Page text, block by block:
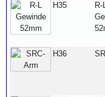
H35
R-
H36